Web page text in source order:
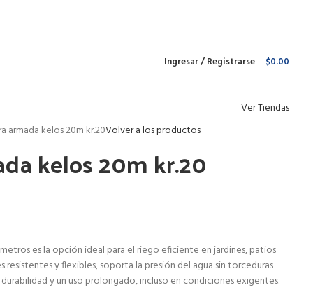
Ingresar / Registrarse $0.00
Ver Tiendas
armada kelos 20m kr.20Volver a los productos
kelos 20m kr.20
es la opción ideal para el riego eficiente en jardines, patios
resistentes y flexibles, soporta la presión del agua sin torceduras
y un uso prolongado, incluso en condiciones exigentes.